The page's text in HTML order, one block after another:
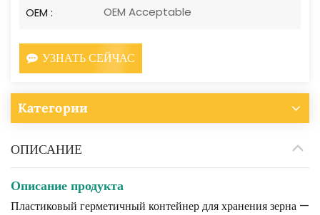
OEM : OEM Acceptable
УЗНАТЬ СЕЙЧАС
Категории
ОПИСАНИЕ
Описание продукта
Пластиковый герметичный контейнер для хранения зерна —